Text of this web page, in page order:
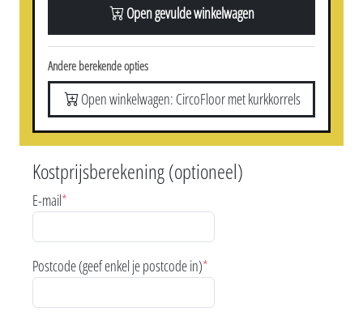
Open gevulde winkelwagen
Andere berekende opties
Open winkelwagen: CircoFloor met kurkkorrels
Kostprijsberekening (optioneel)
E-mail*
Postcode (geef enkel je postcode in)*